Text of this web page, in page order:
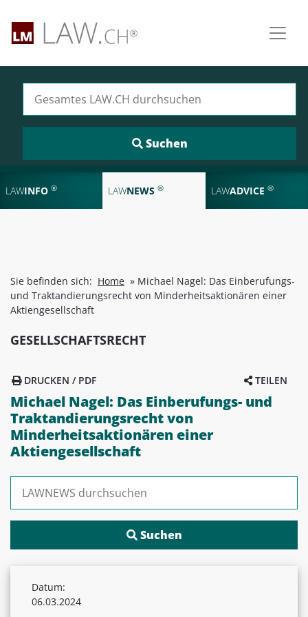
LAWINFO ® LAWNEWS ® LAWADVICE ®
Sie befinden sich: Home » Michael Nagel: Das Einberufungs-
und Traktandierungsrecht von Minderheitsaktionären einer
Aktiengesellschaft
GESELLSCHAFTSRECHT
TEILEN
DRUCKEN / PDF
Michael Nagel: Das Einberufungs- und
Traktandierungsrecht von
Minderheitsaktionären einer
Aktiengesellschaft
Datum:
06.03.2024